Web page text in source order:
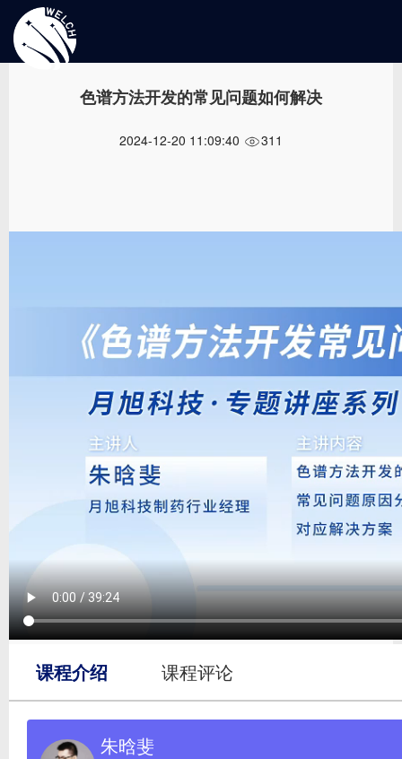
首页 > 视频讲座 >
色谱方法开发的常见问题如何解决
2024-12-20 11:09:40 311
课程介绍 课程评论
朱晗斐